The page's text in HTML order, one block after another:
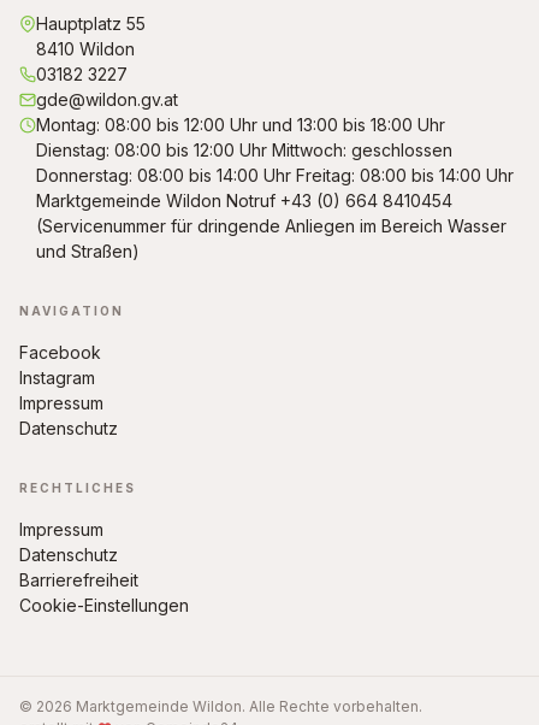
Hauptplatz 55
8410 Wildon
03182 3227
gde@wildon.gv.at
Montag: 08:00 bis 12:00 Uhr und 13:00 bis 18:00 Uhr
Dienstag: 08:00 bis 12:00 Uhr Mittwoch: geschlossen
Donnerstag: 08:00 bis 14:00 Uhr Freitag: 08:00 bis 14:00 Uhr
Marktgemeinde Wildon Notruf +43 (0) 664 8410454
(Servicenummer für dringende Anliegen im Bereich Wasser
und Straßen)
NAVIGATION
Facebook
Instagram
Impressum
Datenschutz
RECHTLICHES
Impressum
Datenschutz
Barrierefreiheit
Cookie-Einstellungen
© 2026 Marktgemeinde Wildon. Alle Rechte vorbehalten.